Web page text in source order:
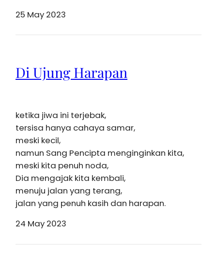
25 May 2023
Di Ujung Harapan
ketika jiwa ini terjebak,
tersisa hanya cahaya samar,
meski kecil,
namun Sang Pencipta menginginkan kita,
meski kita penuh noda,
Dia mengajak kita kembali,
menuju jalan yang terang,
jalan yang penuh kasih dan harapan.
24 May 2023